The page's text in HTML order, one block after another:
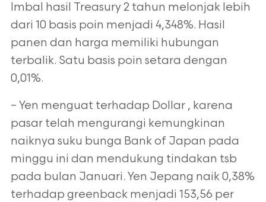
Imbal hasil Treasury 2 tahun melonjak lebih
dari 10 basis poin menjadi 4,348%. Hasil
panen dan harga memiliki hubungan
terbalik. Satu basis poin setara dengan
0,01%.
– Yen menguat terhadap Dollar , karena
pasar telah mengurangi kemungkinan
naiknya suku bunga Bank of Japan pada
minggu ini dan mendukung tindakan tsb
pada bulan Januari. Yen Jepang naik 0,38%
terhadap greenback menjadi 153,56 per